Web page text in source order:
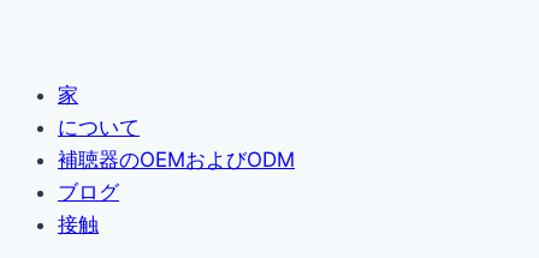
家
について
補聴器のOEMおよびODM
ブログ
接触